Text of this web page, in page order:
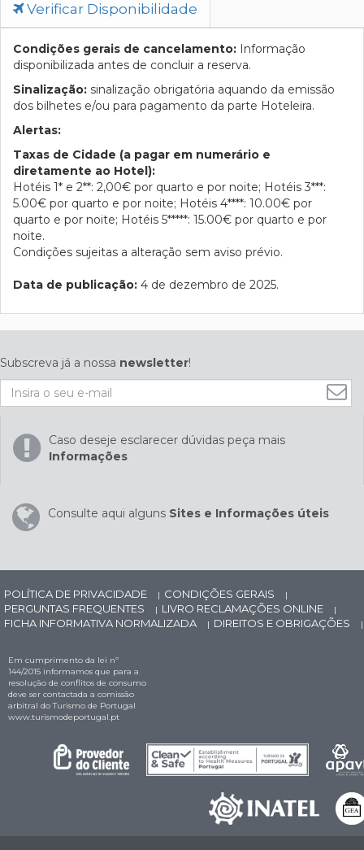
Verificar Disponibilidade
Condições gerais de cancelamento: Informação
disponibilizada antes de concluir a reserva.
Sinalização: sinalização obrigatória aquando da emissão
dos bilhetes e/ou para pagamento da parte Hoteleira.
Alertas:
Taxas de Cidade (a pagar em numerário e
diretamente ao Hotel):
Hotéis 1* e 2**: 2,00€ por quarto e por noite; Hotéis 3***:
5.00€ por quarto e por noite; Hotéis 4****: 10.00€ por
quarto e por noite; Hotéis 5*****: 15.00€ por quarto e por
noite.
Condições sujeitas a alteração sem aviso prévio.
Data de publicação: 4 de dezembro de 2025.
Subscreva já a nossa newsletter!
Caso deseje esclarecer dúvidas peça mais
Informações
Consulte aqui alguns Sites e Informações úteis
POLÍTICA DE PRIVACIDADE | CONDIÇÕES GERAIS |
PERGUNTAS FREQUENTES | LIVRO RECLAMAÇÕES ONLINE |
FICHA INFORMATIVA NORMALIZADA | DIREITOS E OBRIGAÇÕES |
Em cumprimento da lei nº
144/2015 informamos que para a
resolução de conflitos de consumo
deve ser contactada a comissão
arbitral do Turismo de Portugal
www.turismodeportugal.pt